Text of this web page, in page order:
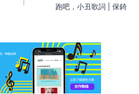
跑吧，小丑歌詞 | 保錡